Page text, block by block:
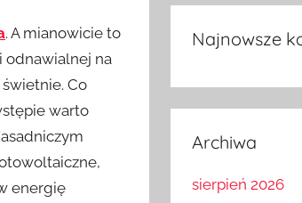
. A mianowicie to
odnawialnej na
Co
warto
energię
Najnowsze
Archiwa
sierpień 2026